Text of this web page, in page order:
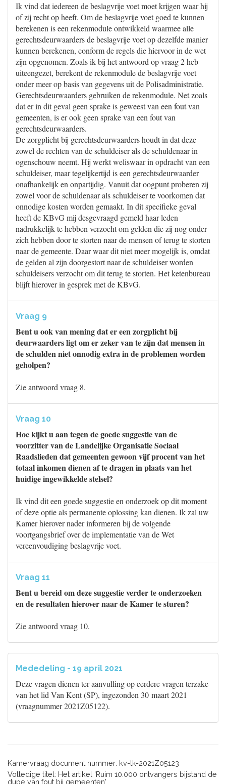
Ik vind dat iedereen de beslagvrije voet moet krijgen waar hij
of zij recht op heeft. Om de beslagvrije voet goed te kunnen
berekenen is een rekenmodule ontwikkeld waarmee alle
gerechtsdeurwaarders de beslagvrije voet op dezelfde manier
kunnen berekenen, conform de regels die hiervoor in de wet
zijn opgenomen. Zoals ik bij het antwoord op vraag 2 heb
uiteengezet, berekent de rekenmodule de beslagvrije voet
onder meer op basis van gegevens uit de Polisadministratie.
Gerechtsdeurwaarders gebruiken de rekenmodule. Net zoals
dat er in dit geval geen sprake is geweest van een fout van
gemeenten, is er ook geen sprake van een fout van
gerechtsdeurwaarders.
De zorgplicht bij gerechtsdeurwaarders houdt in dat deze
zowel de rechten van de schuldeiser als de schuldenaar in
ogenschouw neemt. Hij werkt weliswaar in opdracht van een
schuldeiser, maar tegelijkertijd is een gerechtsdeurwaarder
onafhankelijk en onpartijdig. Vanuit dat oogpunt proberen zij
zowel voor de schuldenaar als schuldeiser te voorkomen dat
onnodige kosten worden gemaakt. In dit specifieke geval
heeft de KBvG mij desgevraagd gemeld haar leden
nadrukkelijk te hebben verzocht om gelden die zij nog onder
zich hebben door te storten naar de mensen of terug te storten
naar de gemeente. Daar waar dit niet meer mogelijk is, omdat
de gelden al zijn doorgestort naar de schuldeiser worden
schuldeisers verzocht om dit terug te storten. Het ketenbureau
blijft hierover in gesprek met de KBvG.
Vraag 9
Bent u ook van mening dat er een zorgplicht bij
deurwaarders ligt om er zeker van te zijn dat mensen in
de schulden niet onnodig extra in de problemen worden
geholpen?
Zie antwoord vraag 8.
Vraag 10
Hoe kijkt u aan tegen de goede suggestie van de
voorzitter van de Landelijke Organisatie Sociaal
Raadslieden dat gemeenten gewoon vijf procent van het
totaal inkomen dienen af te dragen in plaats van het
huidige ingewikkelde stelsel?
Ik vind dit een goede suggestie en onderzoek op dit moment
of deze optie als permanente oplossing kan dienen. Ik zal uw
Kamer hierover nader informeren bij de volgende
voortgangsbrief over de implementatie van de Wet
vereenvoudiging beslagvrije voet.
Vraag 11
Bent u bereid om deze suggestie verder te onderzoeken
en de resultaten hierover naar de Kamer te sturen?
Zie antwoord vraag 10.
Mededeling - 19 april 2021
Deze vragen dienen ter aanvulling op eerdere vragen terzake
van het lid Van Kent (SP), ingezonden 30 maart 2021
(vraagnummer 2021Z05122).
Kamervraag document nummer: kv-tk-2021Z05123
Volledige titel: Het artikel 'Ruim 10.000 ontvangers bijstand de
dupe van fout bij gemeenten'